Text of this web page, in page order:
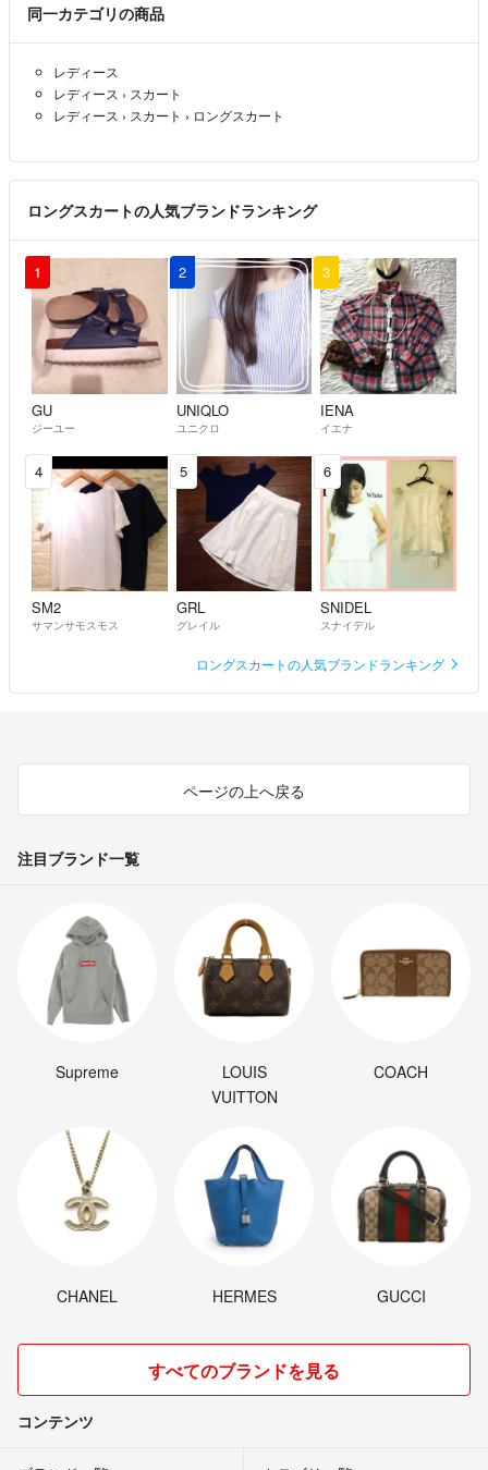
同一カテゴリの商品
レディース
レディース › スカート
レディース › スカート › ロングスカート
ロングスカートの人気ブランドランキング
1
GU
ジーユー
2
UNIQLO
ユニクロ
3
IENA
イエナ
4
SM2
サマンサモスモス
5
GRL
グレイル
6
SNIDEL
スナイデル
ロングスカートの人気ブランドランキング
ページの上へ戻る
注目ブランド一覧
Supreme
LOUIS
VUITTON
COACH
CHANEL HERMES GUCCI
すべてのブランドを見る
コンテンツ